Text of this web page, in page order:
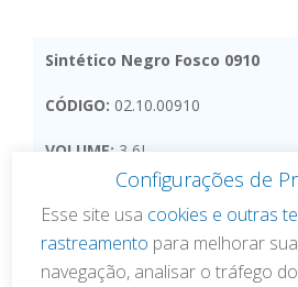
Sintético Negro Fosco 0910
CÓDIGO: 02.10.00910
VOLUME: 3,6L
FICHA TÉCNICA:download PDF
CODIGO:acceso en línea
Configurações de
Esse site usa cookies e outras
rastreamento para melhorar
navegação, analisar o tráfego